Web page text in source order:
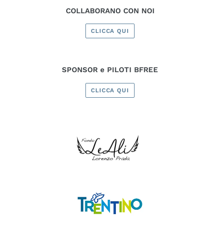
COLLABORANO CON NOI
CLICCA QUI
SPONSOR e PILOTI BFREE
CLICCA QUI